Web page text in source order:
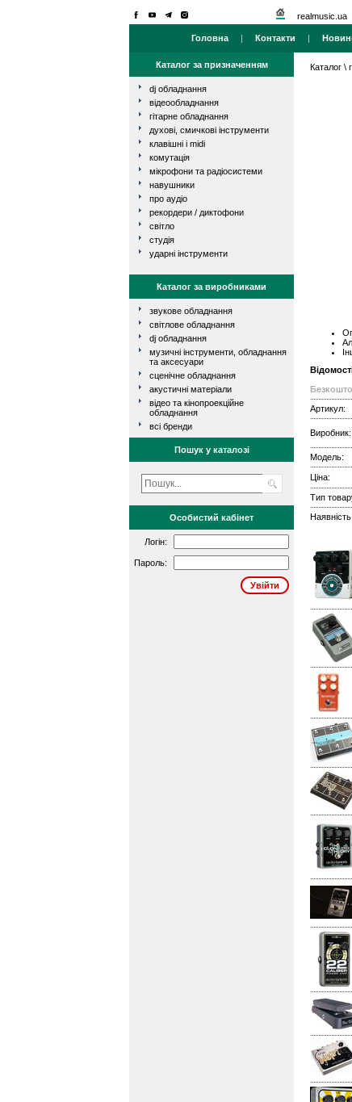
realmusic.ua
Головна | Контакти |
Каталог за призначенням
dj обладнання
відеообладнання
гітарне обладнання
духові, смичкові інструменти
клавішні і midi
комутація
мікрофони та радіосистеми
навушники
про аудіо
рекордери / диктофони
світло
студія
ударні інструменти
Каталог за виробниками
звукове обладнання
світлове обладнання
dj обладнання
музичні інструменти, обладнання
та аксесуари
сценічне обладнання
акустичні матеріали
відео та кінопроекційне
обладнання
всі бренди
Пошук у каталозі
Особистий кабінет
Логін:
Пароль:
Каталог \
Артикул:
Виробник:
Модель:
Ціна:
Тип